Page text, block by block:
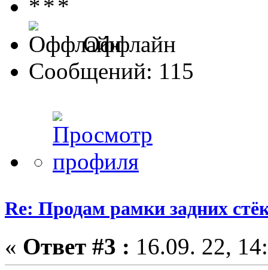
Оффлайн
Сообщений: 115
Re: Продам рамки задних
« Ответ #3 : 16.09. 22,